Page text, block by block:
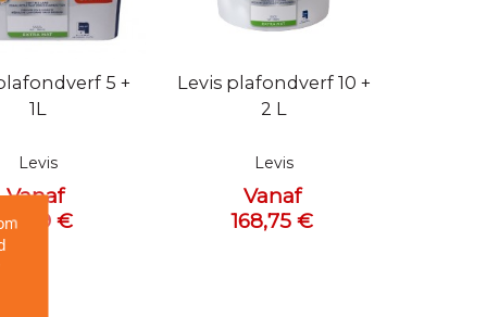
5 +
1L
Levis
Vanaf
€
Snel bekijken
Levis plafondverf 10 +
2 L
Levis
Vanaf
168,75 €